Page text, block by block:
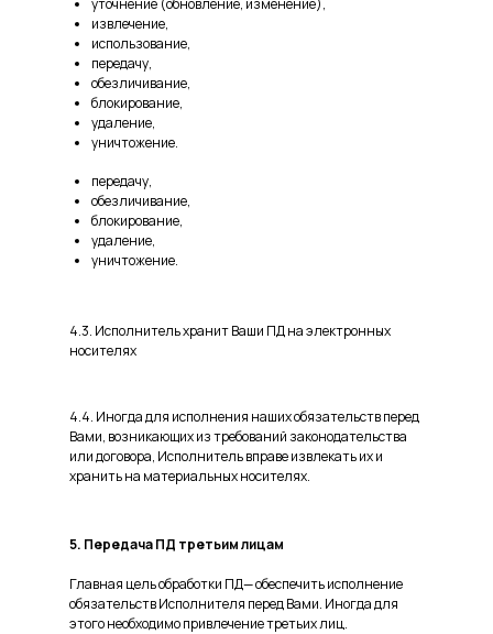
уточнение (обновление, изменение),
извлечение,
использование,
передачу,
обезличивание,
блокирование,
удаление,
уничтожение.
передачу,
обезличивание,
блокирование,
удаление,
уничтожение.
4.3. Исполнитель хранит Ваши ПД на электронных
носителях
4.4. Иногда для исполнения наших обязательств перед
Вами, возникающих из требований законодательства
или договора, Исполнитель вправе извлекать их и
хранить на материальных носителях.
5. Передача ПД третьим лицам
Главная цель обработки ПД— обеспечить исполнение
обязательств Исполнителя перед Вами. Иногда для
этого необходимо привлечение третьих лиц.